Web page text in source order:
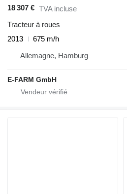
18 307 € TVA incluse
Tracteur à roues
2013
675 m/h
Allemagne, Hamburg
E-FARM GmbH